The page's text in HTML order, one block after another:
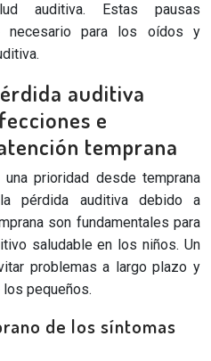
auditiva. Estas pausas
necesario para los oídos y
auditiva
e
temprana
prioridad desde temprana
pérdida auditiva debido a
son fundamentales para
saludable en los niños. Un
problemas a largo plazo y
pequeños.
de los síntomas